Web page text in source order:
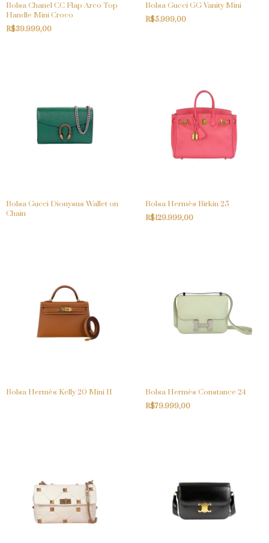
Bolsa Chanel CC Flap Arco Top
Handle Mini Croco
R$39.999,00
Bolsa Gucci GG Vanity Mini
R$5.999,00
Bolsa Gucci Dionysus Wallet on
Chain
Bolsa Hermès Birkin 25
R$129.999,00
Bolsa Hermès Kelly 20 Mini II Bolsa Hermès Constance 24
R$79.999,00